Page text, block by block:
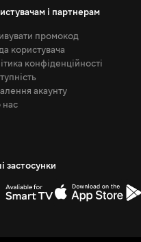
і партнерам
промокод
користувача
конфіденційності
акаунту
застосунки